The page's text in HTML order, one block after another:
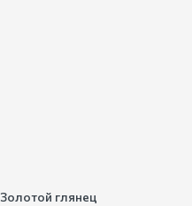
Золотой глянец